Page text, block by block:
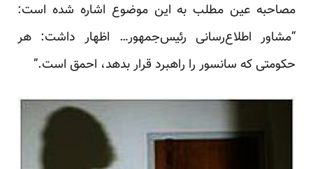
مصاحبه عین مطلب به این موضوع اشاره شده است:
“مشاور اطلاع‌رسانی رئیس‌جمهور… اظهار داشت: هر
حکومتی که سانسور را راهبرد قرار بدهد، احمق است.”